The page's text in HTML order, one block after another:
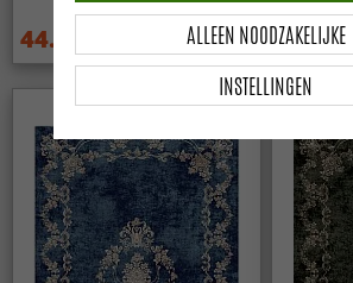
44.99 € 44.99 €
INSTELLINGEN
ALLEEN NOODZAKELIJKE